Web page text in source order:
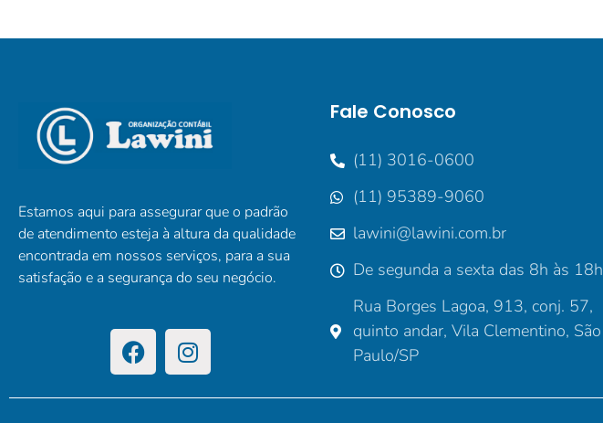
Estamos aqui para assegurar que o padrão
de atendimento esteja à altura da qualidade
encontrada em nossos serviços, para a sua
satisfação e a segurança do seu negócio.
Fale Conosco
(11) 3016-0600
(11) 95389-9060
lawini@lawini.com.br
De segunda a sexta das 8h às 18h
Rua Borges Lagoa, 913, conj. 57,
quinto andar, Vila Clementino, São
Paulo/SP